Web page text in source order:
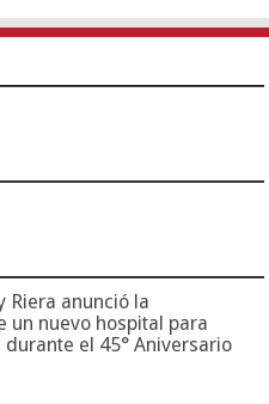
Riera anunció la
un nuevo hospital para
durante el 45° Aniversario